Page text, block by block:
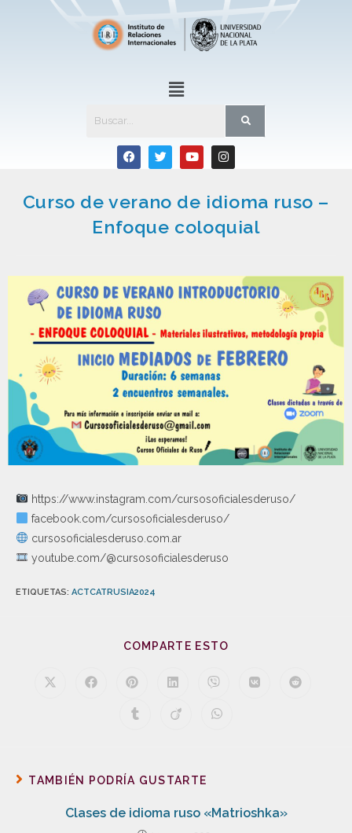
Curso de verano de idioma ruso –
Enfoque coloquial
https://www.instagram.com/cursosoficialesderuso/
facebook.com/cursosoficialesderuso/
cursosoficialesderuso.com.ar
youtube.com/@cursosoficialesderuso
ETIQUETAS: ACTCATRUSIA2024
COMPARTE ESTO
TAMBIÉN PODRÍA GUSTARTE
Clases de idioma ruso «Matrioshka»